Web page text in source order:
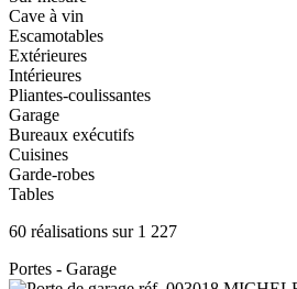
Cave à vin
Escamotables
Extérieures
Intérieures
Pliantes-coulissantes
Garage
Bureaux exécutifs
Cuisines
Garde-robes
Tables
60 réalisations sur 1 227
Portes - Garage